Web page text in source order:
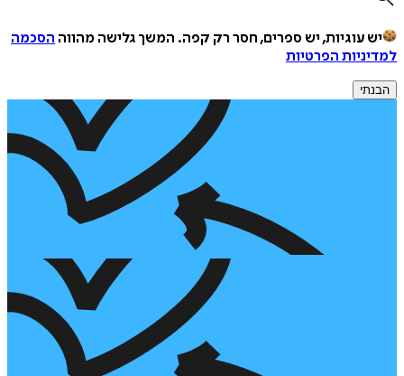
יש עוגיות, יש ספרים, חסר רק קפה. המשך גלישה מהווה הסכמה
למדיניות הפרטיות
הבנתי